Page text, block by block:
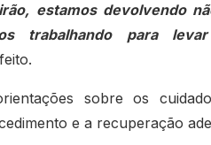
estamos devolvendo
trabalhando para
sobre os
e a recuperação